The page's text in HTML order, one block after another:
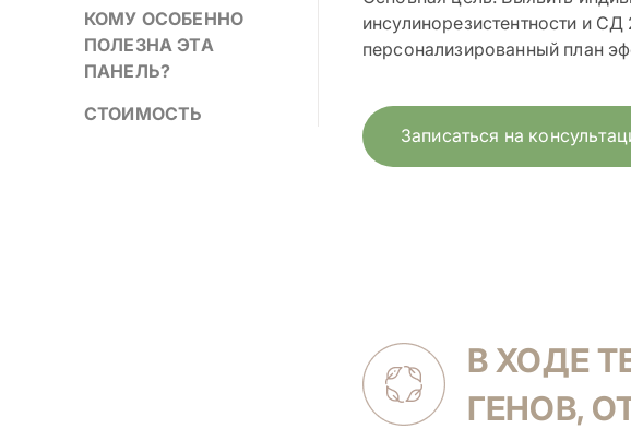
КОМУ ОСОБЕННО
ПОЛЕЗНА ЭТА
ПАНЕЛЬ?
CТОИМОСТЬ
инсулинорезистентности и
персонализированный план
Записаться на
В ХОДЕ
ГЕНОВ,